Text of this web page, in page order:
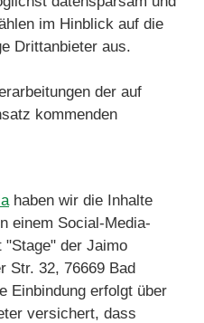
im Hinblick auf die
Drittanbieter aus.
der auf
kommenden
haben wir die Inhalte
einem Social-Media-
"Stage" der Jaimo
Str. 32, 76669 Bad
Einbindung erfolgt über
versichert, dass